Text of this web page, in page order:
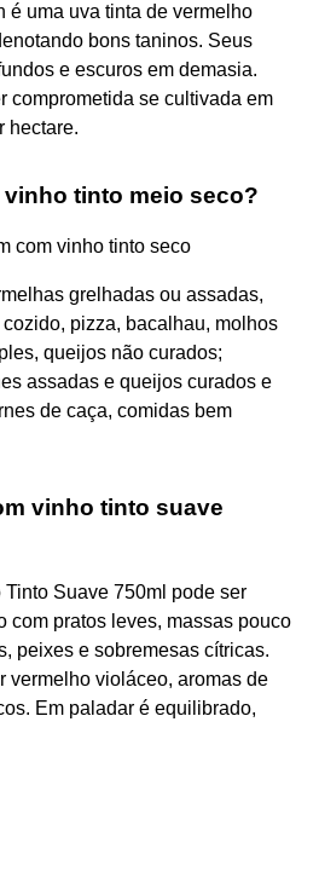
é uma uva tinta de vermelho
bons taninos. Seus
e escuros em demasia.
comprometida se cultivada em
hectare.
tinto meio seco?
com vinho tinto seco
grelhadas ou assadas,
pizza, bacalhau, molhos
queijos não curados;
assadas e queijos curados e
de caça, comidas bem
vinho tinto suave
Suave 750ml pode ser
com pratos leves, massas pouco
peixes e sobremesas cítricas.
vermelho violáceo, aromas de
Em paladar é equilibrado,